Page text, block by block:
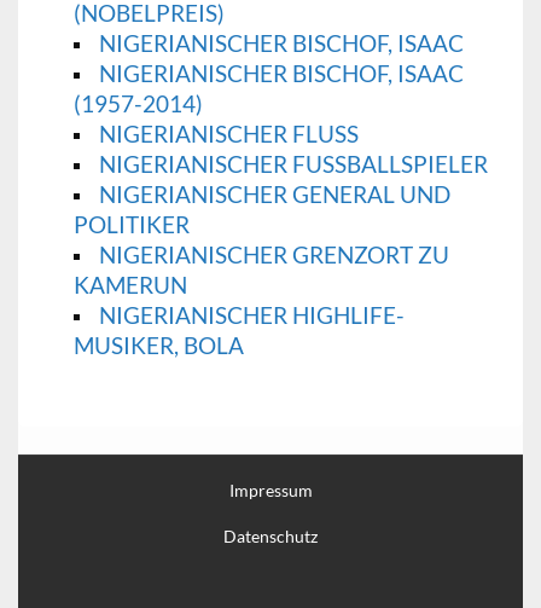
(NOBELPREIS)
NIGERIANISCHER BISCHOF, ISAAC
NIGERIANISCHER BISCHOF, ISAAC
(1957-2014)
NIGERIANISCHER FLUSS
NIGERIANISCHER FUSSBALLSPIELER
NIGERIANISCHER GENERAL UND
POLITIKER
NIGERIANISCHER GRENZORT ZU
KAMERUN
NIGERIANISCHER HIGHLIFE-
MUSIKER, BOLA
Impressum
Datenschutz